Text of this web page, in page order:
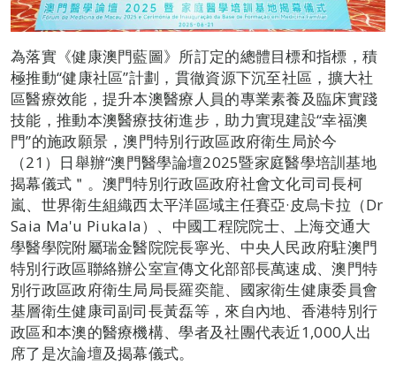
為落實《健康澳門藍圖》所訂定的總體目標和指標，積
極推動“健康社區”計劃，貫徹資源下沉至社區，擴大社
區醫療效能，提升本澳醫療人員的專業素養及臨床實踐
技能，推動本澳醫療技術進步，助力實現建設“幸福澳
門”的施政願景，澳門特別行政區政府衛生局於今
（21）日舉辦“澳門醫學論壇2025暨家庭醫學培訓基地
揭幕儀式＂。澳門特別行政區政府社會文化司司長柯
嵐、世界衛生組織西太平洋區域主任賽亞·皮烏卡拉（Dr
Saia Ma'u Piukala）、中國工程院院士、上海交通大
學醫學院附屬瑞金醫院院長寧光、中央人民政府駐澳門
特別行政區聯絡辦公室宣傳文化部部長萬速成、澳門特
別行政區政府衛生局局長羅奕龍、國家衛生健康委員會
基層衛生健康司副司長黃磊等，來自內地、香港特別行
政區和本澳的醫療機構、學者及社團代表近1,000人出
席了是次論壇及揭幕儀式。